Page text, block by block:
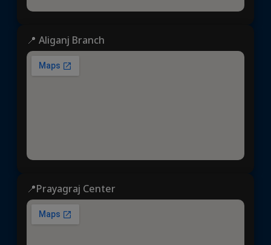
📍 Aliganj Branch
📍Prayagraj Center